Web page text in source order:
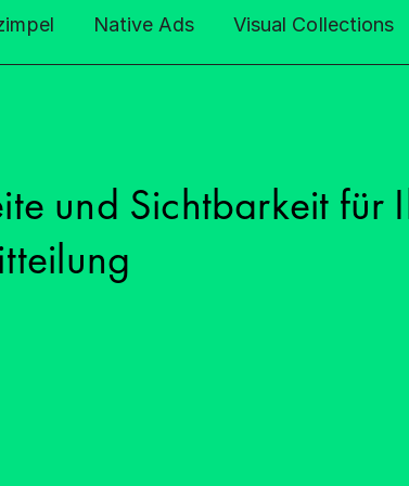
Native Ads Visual Collections
und Sichtbarkeit für